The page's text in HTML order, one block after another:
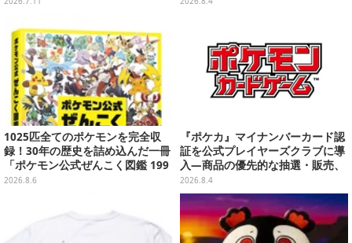
1025匹全てのポケモンを完全収
録！30年の歴史を詰め込んだ一冊
「ポケモン公式ぜんこく図鑑 199
6-2026」が大ボリューム
2026.8.6
『ポケカ』マイナンバーカード認
証を公式プレイヤーズクラブに導
入―商品の優先的な抽選・販売、
公式大会への参加申し込みに活用
2026.8.4